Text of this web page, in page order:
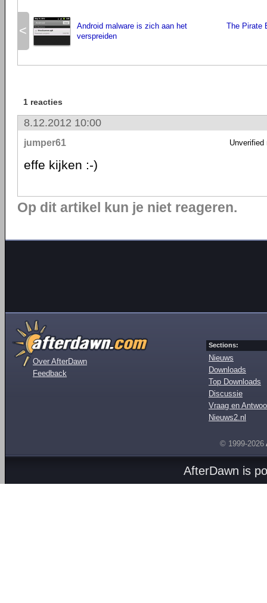
<
Android malware is zich aan het
verspreiden
The Pirate
1 reacties
8.12.2012 10:00
jumper61 Unverified
effe kijken :-)
Op dit artikel kun je niet reageren.
Over AfterDawn
Feedback
Sections:
Nieuws
Downloads
Top Downloads
Discussie
Vraag en
Nieuws2.nl
© 1999-2026
AfterDawn is